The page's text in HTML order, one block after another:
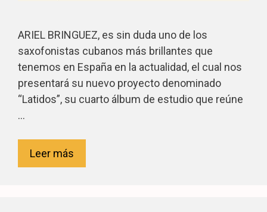
ARIEL BRINGUEZ, es sin duda uno de los
saxofonistas cubanos más brillantes que
tenemos en España en la actualidad, el cual nos
presentará su nuevo proyecto denominado
“Latidos”, su cuarto álbum de estudio que reúne
…
Leer más